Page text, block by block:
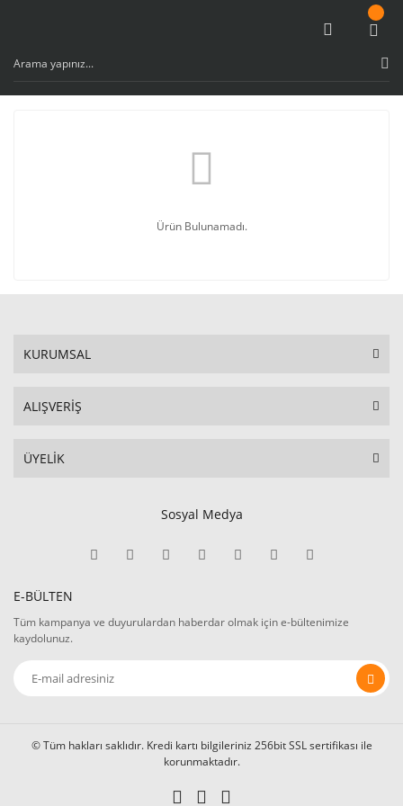
Ürün Bulunamadı.
KURUMSAL
ALIŞVERİŞ
ÜYELİK
Sosyal Medya
E-BÜLTEN
Tüm kampanya ve duyurulardan haberdar olmak için e-bültenimize
kaydolunuz.
© Tüm hakları saklıdır. Kredi kartı bilgileriniz 256bit SSL sertifikası ile
korunmaktadır.